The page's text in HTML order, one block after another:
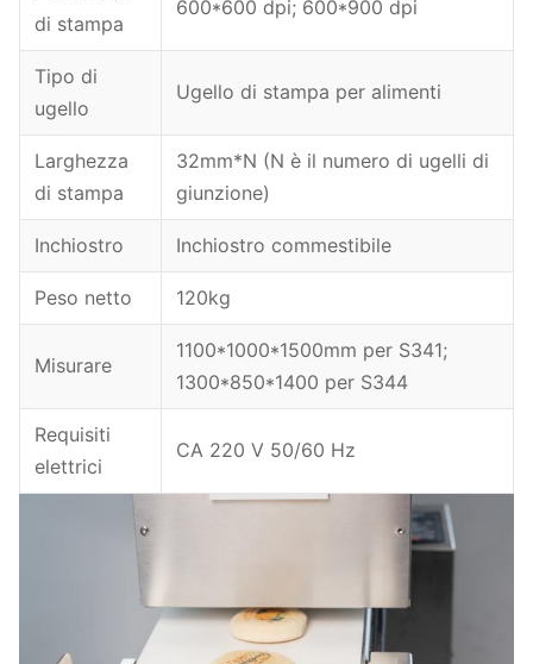
di stampa
600*600 dpi; 600*900 dpi
Tipo di
ugello
Ugello di stampa per alimenti
Larghezza
di stampa
32mm*N (N è il numero di ugelli di
giunzione)
Inchiostro Inchiostro commestibile
Peso netto 120kg
Misurare
1100*1000*1500mm per S341;
1300*850*1400 per S344
Requisiti
elettrici
CA 220 V 50/60 Hz